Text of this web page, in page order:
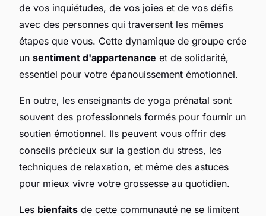
de vos inquiétudes, de vos joies et de vos défis
avec des personnes qui traversent les mêmes
étapes que vous. Cette dynamique de groupe crée
un sentiment d'appartenance et de solidarité,
essentiel pour votre épanouissement émotionnel.
En outre, les enseignants de yoga prénatal sont
souvent des professionnels formés pour fournir un
soutien émotionnel. Ils peuvent vous offrir des
conseils précieux sur la gestion du stress, les
techniques de relaxation, et même des astuces
pour mieux vivre votre grossesse au quotidien.
Les bienfaits de cette communauté ne se limitent